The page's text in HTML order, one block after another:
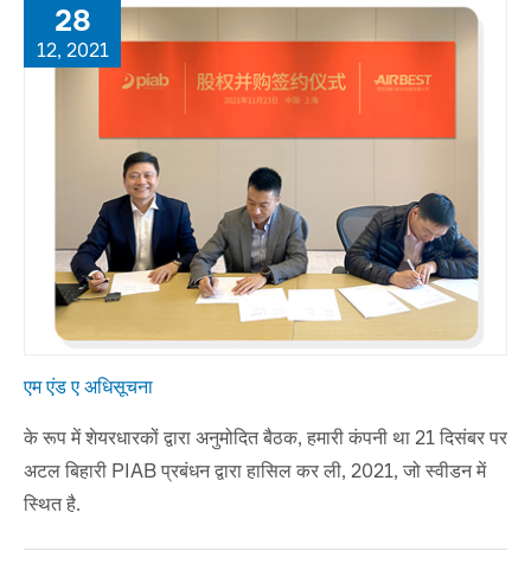
28
12, 2021
एम एंड ए अधिसूचना
के रूप में शेयरधारकों द्वारा अनुमोदित बैठक, हमारी कंपनी था 21 दिसंबर पर
अटल बिहारी PIAB प्रबंधन द्वारा हासिल कर ली, 2021, जो स्वीडन में
स्थित है.